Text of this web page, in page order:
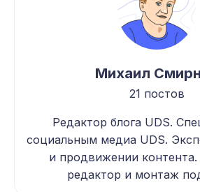
Михаил
21 постов
Редактор блога UDS.
социальным медиа UDS.
и продвижении
редактор и монтаж